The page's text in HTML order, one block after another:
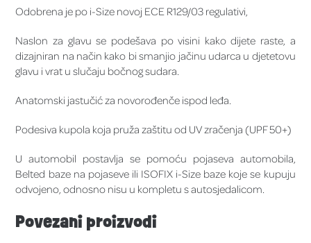
Odobrena je po i-Size novoj ECE R129/03 regulativi,
Naslon za glavu se podešava po visini kako dijete raste, a
dizajniran na način kako bi smanjio jačinu udarca u djetetovu
glavu i vrat u slučaju bočnog sudara.
Anatomski jastučić za novorođenče ispod leđa.
Podesiva kupola koja pruža zaštitu od UV zračenja (UPF 50+)
U automobil postavlja se pomoću pojaseva automobila,
Belted baze na pojaseve ili ISOFIX i-Size baze koje se kupuju
odvojeno, odnosno nisu u kompletu s autosjedalicom.
Povezani proizvodi